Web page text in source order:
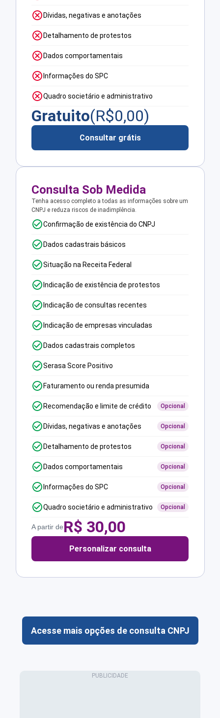
Dívidas, negativas e anotações
Detalhamento de protestos
Dados comportamentais
Informações do SPC
Quadro societário e administrativo
Gratuito(R$0,00)
Consultar grátis
Consulta Sob Medida
Tenha acesso completo a todas as informações sobre um
CNPJ e reduza riscos de inadimplência.
Confirmação de existência do CNPJ
Dados cadastrais básicos
Situação na Receita Federal
Indicação de existência de protestos
Indicação de consultas recentes
Indicação de empresas vinculadas
Dados cadastrais completos
Serasa Score Positivo
Faturamento ou renda presumida
Recomendação e limite de crédito Opcional
Dívidas, negativas e anotações Opcional
Detalhamento de protestos Opcional
Dados comportamentais Opcional
Informações do SPC Opcional
Quadro societário e administrativo Opcional
A partir deR$ 30,00
Personalizar consulta
Acesse mais opções de consulta CNPJ